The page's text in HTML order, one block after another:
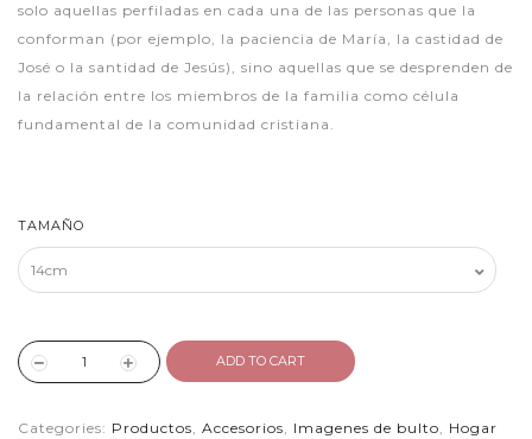
solo aquellas perfiladas en cada una de las personas que la
conforman (por ejemplo, la paciencia de María, la castidad de
José o la santidad de Jesús), sino aquellas que se desprenden de
la relación entre los miembros de la familia como célula
fundamental de la comunidad cristiana.
TAMAÑO
ADD TO CART
Categories: Productos, Accesorios, Imagenes de bulto, Hogar